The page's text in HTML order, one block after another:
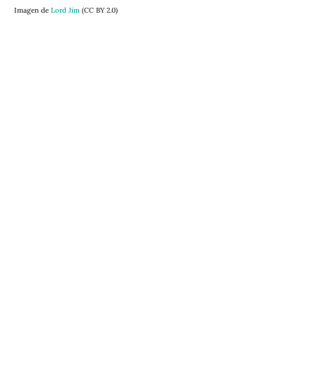
Imagen deLord Jim (CC BY 2.0)